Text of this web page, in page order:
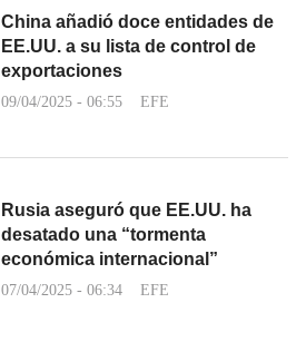
China añadió doce entidades de
EE.UU. a su lista de control de
exportaciones
09/04/2025 - 06:55 EFE
Rusia aseguró que EE.UU. ha
desatado una “tormenta
económica internacional”
07/04/2025 - 06:34 EFE